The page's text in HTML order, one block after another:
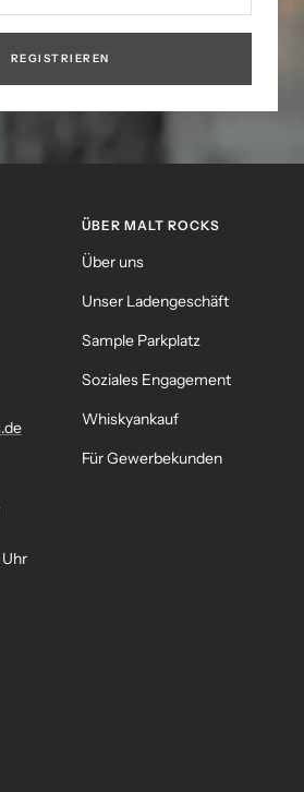
REGISTRIEREN
ÜBER MALT ROCKS
Über uns
Unser Ladengeschäft
Sample Parkplatz
Soziales Engagement
Whiskyankauf
Für Gewerbekunden